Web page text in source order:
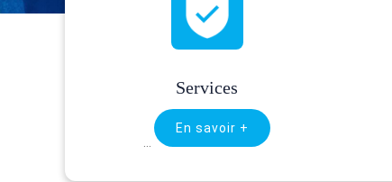
Services
En savoir +